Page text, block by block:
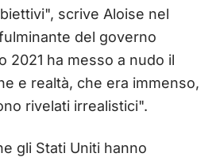
scrive Aloise nel
del governo
2021 ha messo a nudo il
e realtà, che era immenso,
rivelati irrealistici".
gli Stati Uniti hanno